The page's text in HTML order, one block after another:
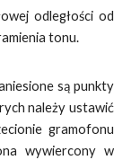
odległości od
tonu.
są punkty
należy ustawić
gramofonu
wywiercony w